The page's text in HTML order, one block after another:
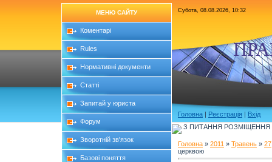
МЕНЮ САЙТУ
Коментарі
Rules
Нормативні документи
Статті
Запитай у юриста
Форум
Зворотній зв'язок
Базові поняття
Субота, 08.08.2026, 10:32
Головна | Реєстрація | Вхід
З ПИТАННЯ РОЗМІЩЕННЯ
Головна » 2011 » Травень » 27
церквою